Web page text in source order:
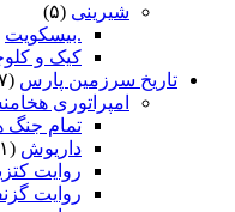
شیرینی (۵)
.بیسکویت
کیک و
تاریخ سرزمین پارس (۱۱۷)
امپراتوری
تمام جنگ
داریوش (۱)
روایت
روایت